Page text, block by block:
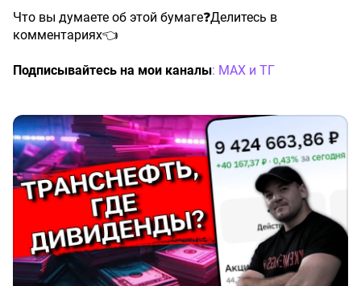
Что вы думаете об этой бумаге❓Делитесь в
комментариях👈
Подписывайтесь на мои каналы: МАХ и ТГ